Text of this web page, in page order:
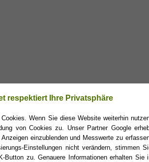
respektiert Ihre Privatsphäre
Wenn Sie diese Website weiterhin
von Cookies zu. Unser Partner Google
einzublenden und Messwerte zu
Einstellungen nicht verändern, stimmen
Button zu. Genauere Informationen erhalten Sie